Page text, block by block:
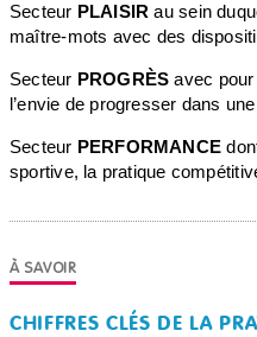
Secteur PLAISIR au sein
maître-mots avec des
Secteur PROGRÈS avec pour
l’envie de progresser dans
Secteur PERFORMANCE
sportive, la pratique
CHIFFRES CLÉS DE LA